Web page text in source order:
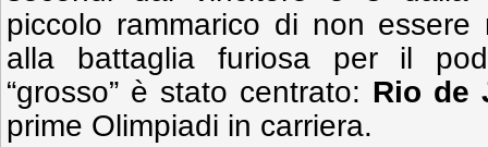
piccolo rammarico di non essere
alla battaglia furiosa per il
“grosso” è stato centrato: Rio de
prime Olimpiadi in carriera.